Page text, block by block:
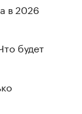
в 2026
будет